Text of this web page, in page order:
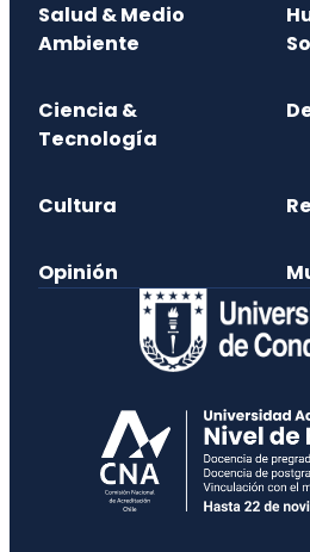
Salud & Medio
Ambiente
Ciencia &
Tecnología
Cultura
Opinión